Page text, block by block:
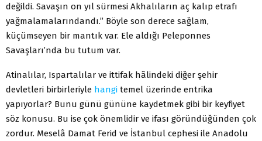
değildi. Savaşın on yıl sürmesi Akhalıların aç kalıp etrafı
yağmalamalarındandı.” Böyle son derece sağlam,
küçümseyen bir mantık var. Ele aldığı Peleponnes
Savaşları’nda bu tutum var.
Atinalılar, Ispartalılar ve ittifak hâlindeki diğer şehir
devletleri birbirleriyle hangi temel üzerinde entrika
yapıyorlar? Bunu günü gününe kaydetmek gibi bir keyfiyet
söz konusu. Bu ise çok önemlidir ve ifası göründüğünden çok
zordur. Meselâ Damat Ferid ve İstanbul cephesi ile Anadolu